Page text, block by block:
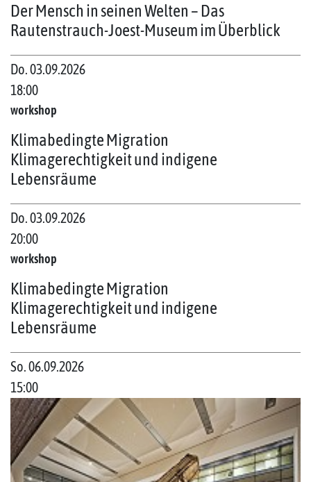
Der Mensch in seinen Welten – Das
Rautenstrauch-Joest-Museum im Überblick
Do. 03.09.2026
18:00
workshop
Klimabedingte Migration
Klimagerechtigkeit und indigene
Lebensräume
Do. 03.09.2026
20:00
workshop
Klimabedingte Migration
Klimagerechtigkeit und indigene
Lebensräume
So. 06.09.2026
15:00